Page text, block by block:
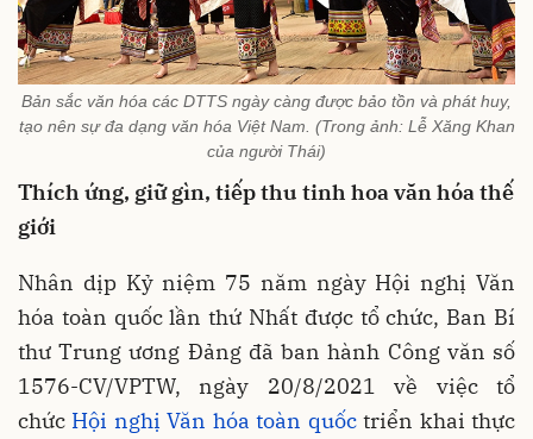
Bản sắc văn hóa các DTTS ngày càng được bảo tồn và phát huy,
tạo nên sự đa dạng văn hóa Việt Nam. (Trong ảnh: Lễ Xăng Khan
của người Thái)
Thích ứng, giữ gìn, tiếp thu tinh hoa văn hóa thế
giới
Nhân dịp Kỷ niệm 75 năm ngày Hội nghị Văn
hóa toàn quốc lần thứ Nhất được tổ chức, Ban Bí
thư Trung ương Đảng đã ban hành Công văn số
1576-CV/VPTW, ngày 20/8/2021 về việc tổ
chức Hội nghị Văn hóa toàn quốctriển khai thực